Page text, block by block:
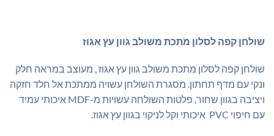
₪650.00.
₪395.00.
שולחן קפה לסלון מתכת משולב גוון עץ אגוז
שולחן קפה לסלון מתכת משולב גוון עץ אגוז , מעוצב במראה חלק
ונקי עם מדף תחתון. מסגרת השולחן עשויה ממתכת אל חלד חזקה
ויציבה בגוון שחור, פלטות השולחה עשויות מ-MDF איכותי עמיד
עם חיפוי PVC איכותי וקל לניקוי בגוון עץ אגוז.